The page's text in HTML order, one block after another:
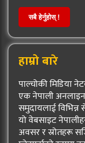
सबै हेर्नुहोस् !
हाम्रो बारे
पाल्चोकी मिडिया
एक नेपाली
समुदायलाई
यो वेबसाइट
अवसर र स्रोतहरू